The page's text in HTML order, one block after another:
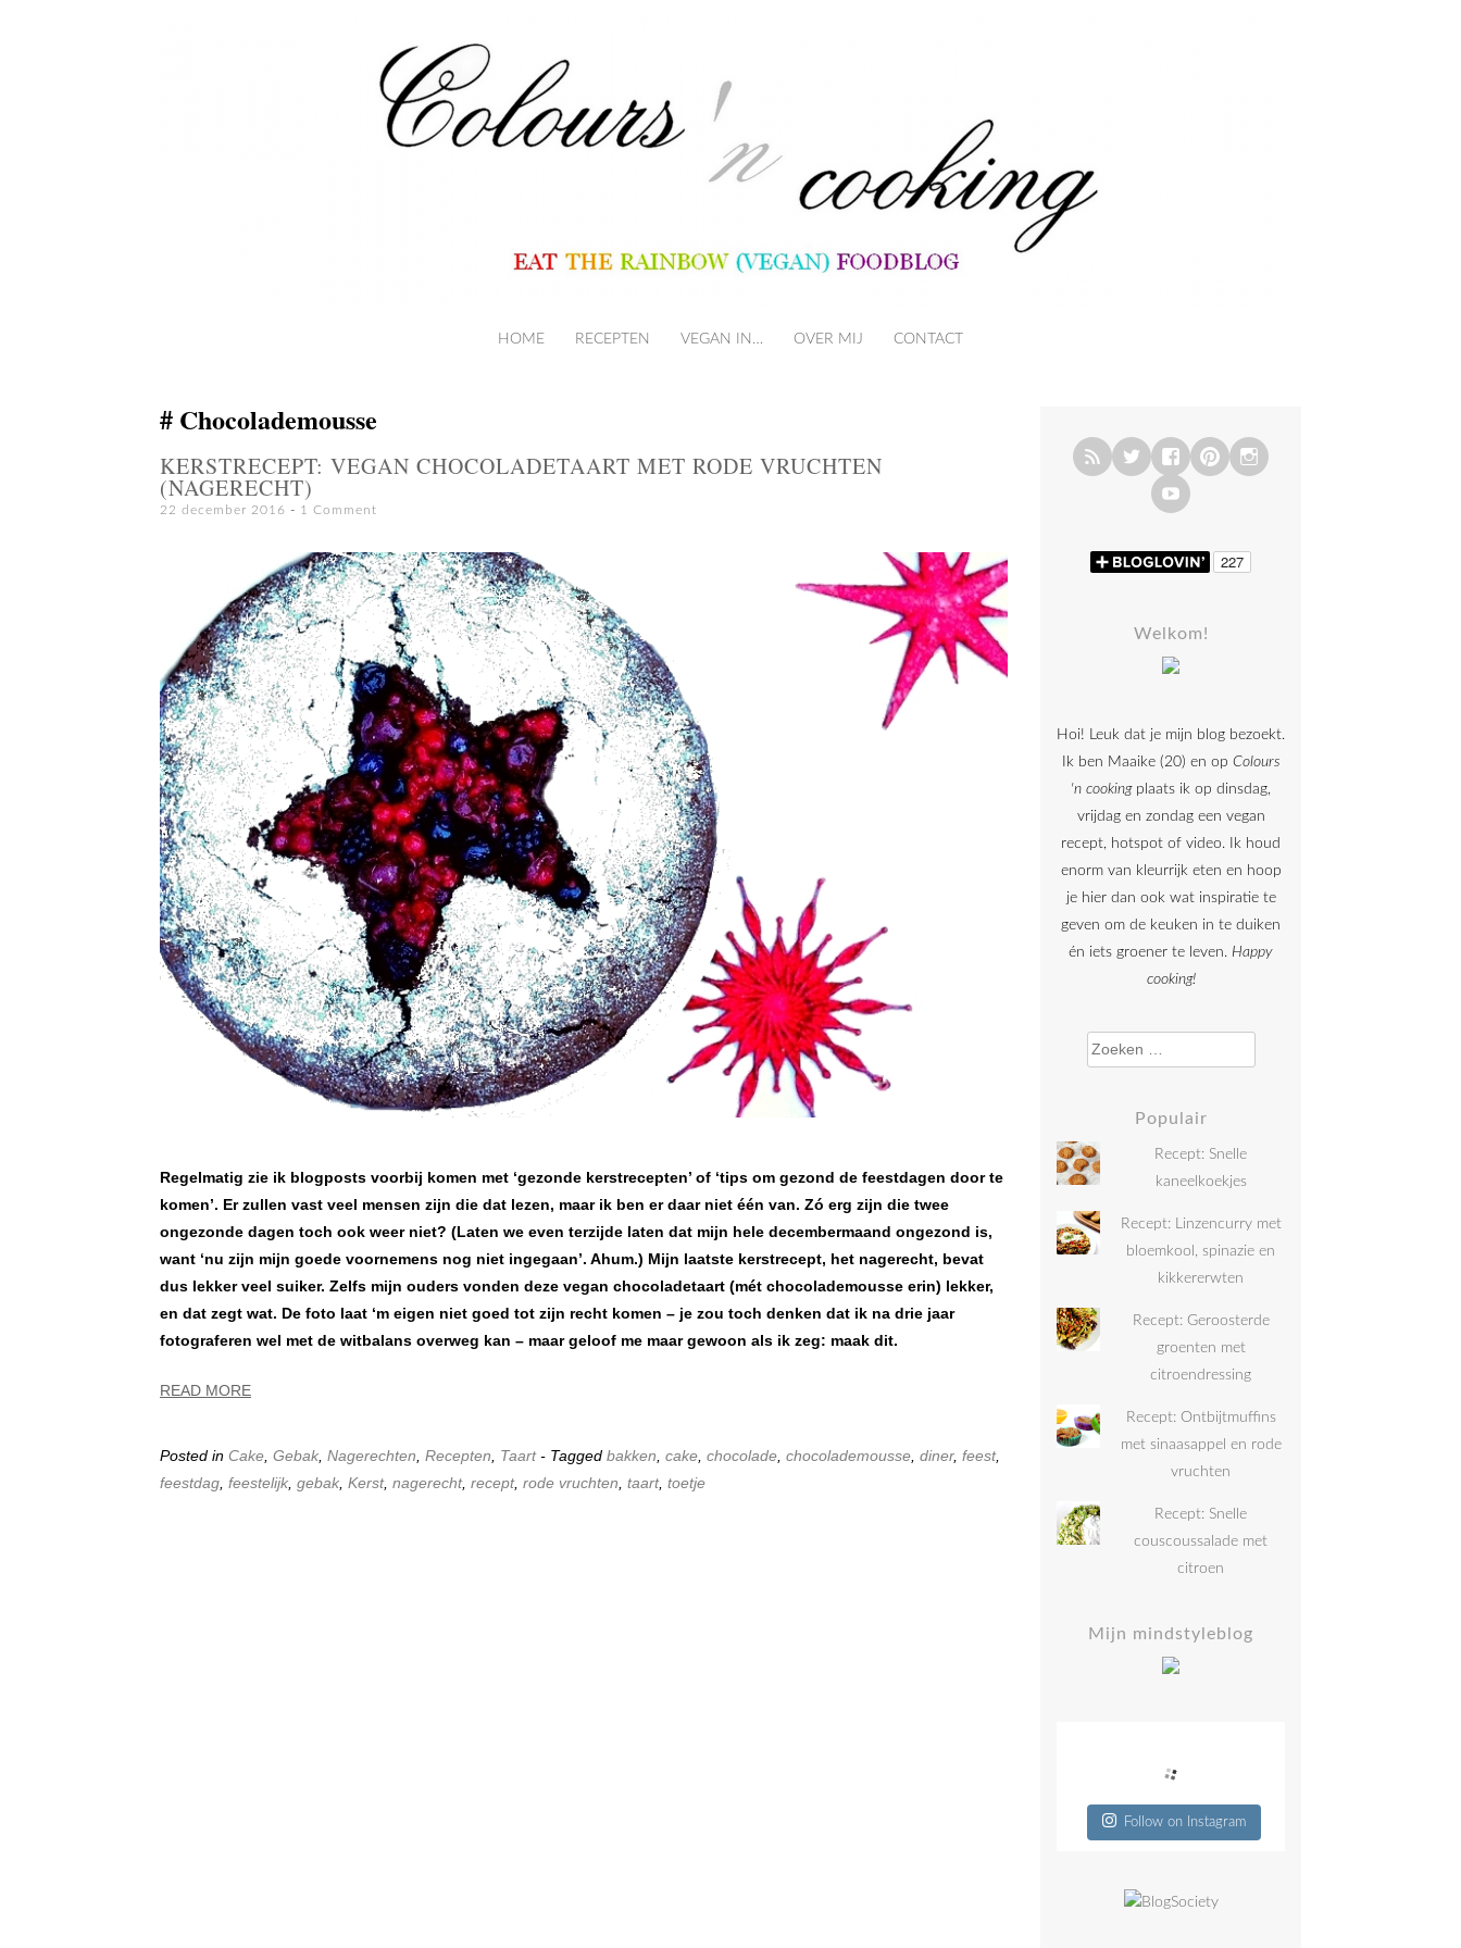
SKIP TO CONTENT
HOME RECEPTEN VEGAN IN… OVER MIJ CONTACT
Chocolademousse
KERSTRECEPT: VEGAN CHOCOLADETAART MET RODE VRUCHTEN
(NAGERECHT)
22 december 2016 1 Comment
Regelmatig zie ik blogposts voorbij komen met ‘gezonde kerstrecepten’ of ‘tips om gezond de feestdagen door te
komen’. Er zullen vast veel mensen zijn die dat lezen, maar ik ben er daar niet één van. Zó erg zijn die twee
ongezonde dagen toch ook weer niet? (Laten we even terzijde laten dat mijn hele decembermaand ongezond is,
want ‘nu zijn mijn goede voornemens nog niet ingegaan’. Ahum.) Mijn laatste kerstrecept, het nagerecht, bevat
dus lekker veel suiker. Zelfs mijn ouders vonden deze vegan chocoladetaart (mét chocolademousse erin) lekker,
en dat zegt wat. De foto laat ‘m eigen niet goed tot zijn recht komen – je zou toch denken dat ik na drie jaar
fotograferen wel met de witbalans overweg kan – maar geloof me maar gewoon als ik zeg: maak dit.
READ MORE
Posted in Cake Gebak Nagerechten Recepten Taart - Tagged bakken cake chocolade chocolademousse diner, feest,
feestdag feestelijk gebak Kerst, nagerecht, recept, rode vruchten taart, toetje
Welkom!
Hoi! Leuk dat je mijn blog bezoekt.
Ik ben Maaike (20) en op Colours
'n cookingplaats ik op dinsdag,
vrijdag en zondag een vegan
recept, hotspot of video. Ik houd
enorm van kleurrijk eten en hoop
je hier dan ook wat inspiratie te
geven om de keuken in te duiken
én iets groener te leven. Happy
cooking!
Zoeken naar:
Populair
Recept: Snelle
kaneelkoekjes
Recept: Linzencurry met
bloemkool, spinazie en
kikkererwten
Recept: Geroosterde
groenten met
citroendressing
Recept: Ontbijtmuffins
met sinaasappel en rode
vruchten
Recept: Snelle
couscoussalade met
citroen
Mijn mindstyleblog
Follow on Instagram